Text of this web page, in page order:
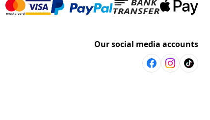
Our social media accounts